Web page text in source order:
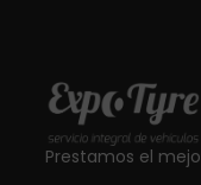
Prestamos el